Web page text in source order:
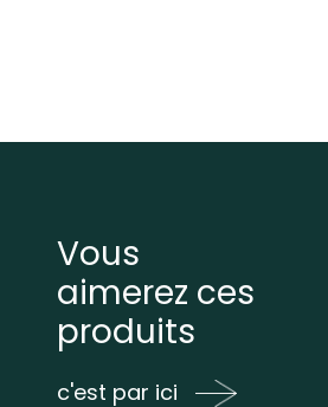
Vous
aimerez ces
produits
c'est par ici